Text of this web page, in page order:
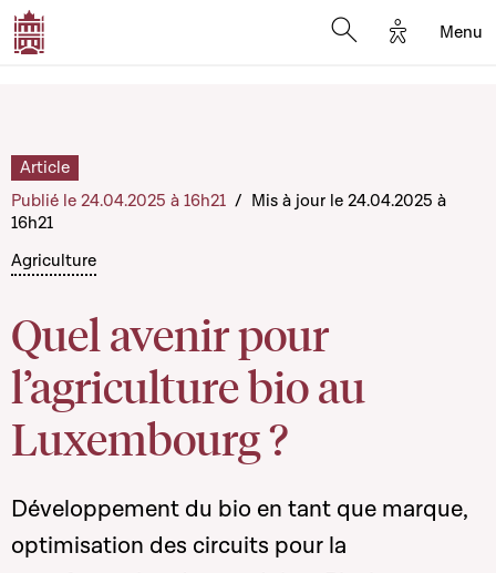
Options
Menu
Agriculture
Quel avenir pour
l’agriculture bio au
Luxembourg ?
Article
Publié le 24.04.2025 à 16h21 / Mis à jour le 24.04.2025 à
16h21
Développement du bio en tant que marque,
optimisation des circuits pour la